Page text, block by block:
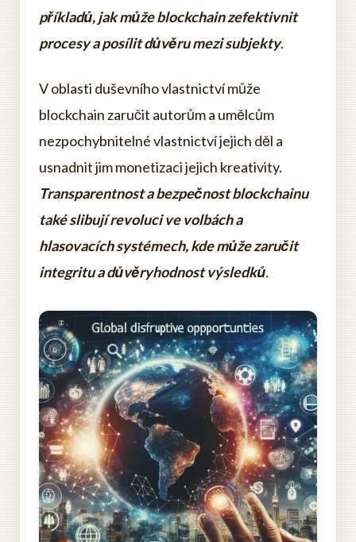
příkladů, jak může blockchain zefektivnit
procesy a posílit důvěru mezi subjekty.
V oblasti duševního vlastnictví může
blockchain zaručit autorům a umělcům
nezpochybnitelné vlastnictví jejich děl a
usnadnit jim monetizaci jejich kreativity.
Transparentnost a bezpečnost blockchainu
také slibují revoluci ve volbách a
hlasovacích systémech, kde může zaručit
integritu a důvěryhodnost výsledků.